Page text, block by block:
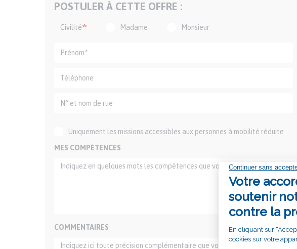
POSTULER À CETTE OFFRE :
Civilité Madame Monsieur
Uniquement les missions accessibles aux personnes à mobilité réduite
MES COMPÉTENCES
COMMENTAIRES